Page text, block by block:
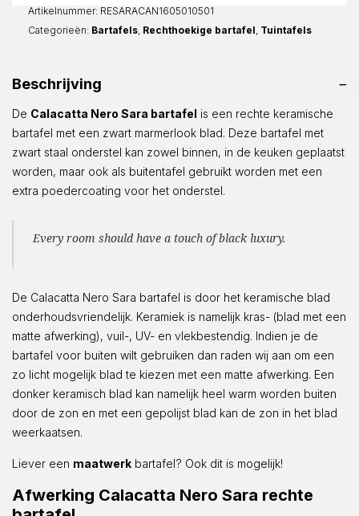
aantal
Artikelnummer: RESARACAN1605010501
Categorieën: Bartafels Rechthoekige bartafel Tuintafels
Beschrijving
De Calacatta Nero Sara bartafel is een rechte keramische
bartafel met een zwart marmerlook blad. Deze bartafel met
zwart staal onderstel kan zowel binnen, in de keuken geplaatst
worden, maar ook als buitentafel gebruikt worden met een
extra poedercoating voor het onderstel.
Every room should have a touch of black luxury.
De Calacatta Nero Sara bartafel is door het keramische blad
onderhoudsvriendelijk. Keramiek is namelijk kras- (blad met een
matte afwerking), vuil-, UV- en vlekbestendig. Indien je de
bartafel voor buiten wilt gebruiken dan raden wij aan om een
zo licht mogelijk blad te kiezen met een matte afwerking. Een
donker keramisch blad kan namelijk heel warm worden buiten
door de zon en met een gepolijst blad kan de zon in het blad
weerkaatsen.
Liever een maatwerk bartafel? Ook dit is mogelijk!
Afwerking Calacatta Nero Sara rechte